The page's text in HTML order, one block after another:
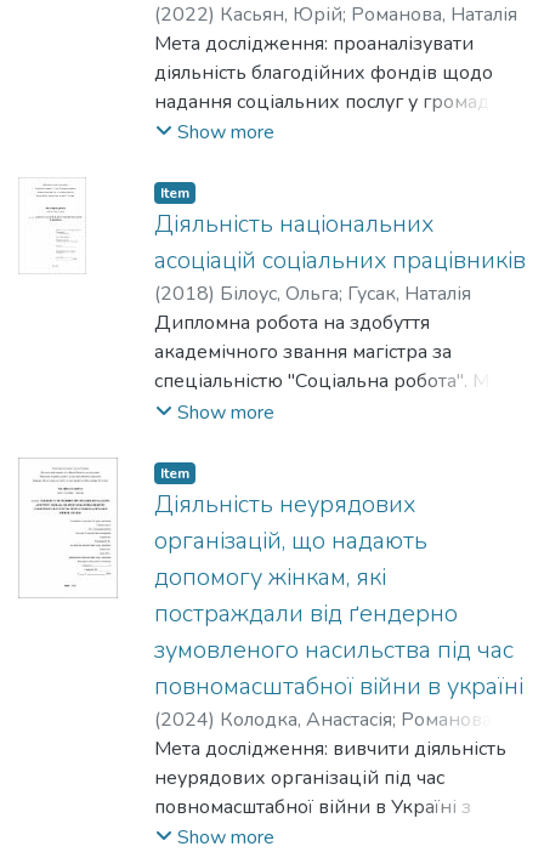
(2022) Касьян, Юрій; Романова, Наталія
Мета дослідження: проаналізувати
діяльність благодійних фондів щодо
надання соціальних послуг у громаді та
визначити сучасні тенденції
Show more
Item
Діяльність національних
асоціацій соціальних працівників
(2018) Білоус, Ольга; Гусак, Наталія
Дипломна робота на здобуття
академічного звання магістра за
спеціальністю "Соціальна робота". Мета
роботи – описати діяльність
працівників.
Show more
Item
Діяльність неурядових
організацій, що надають
допомогу жінкам, які
постраждали від ґендерно
зумовленого насильства під час
повномасштабної війни в україні
(2024) Колодка, Анастасія; Романова,
Наталія
Мета дослідження: вивчити діяльність
неурядових організацій під час
повномасштабної війни в Україні з
надання соціальної підтримки для
Show more